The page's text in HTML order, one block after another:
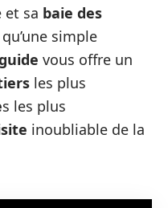
et sa baie des
simple
vous offre un
les plus
s les plus
inoubliable de la